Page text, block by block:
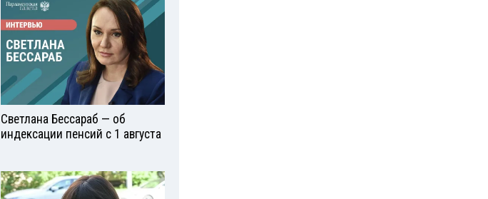
Светлана Бессараб — об
индексации пенсий с 1 августа